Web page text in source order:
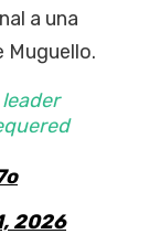
a una
Muguello.
2026